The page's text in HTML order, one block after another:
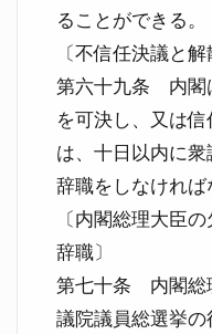
ることができる。
〔不信任決議と
第六十九条 内閣
を可決し、又は
は、十日以内に
辞職をしなければ
〔内閣総理大臣
辞職〕
第七十条 内閣総
議院議員総選挙